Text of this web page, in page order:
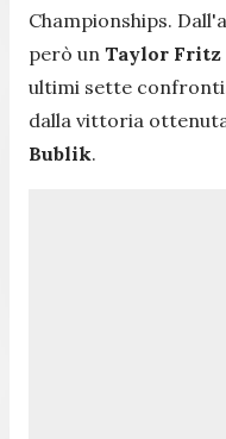
Championships.
però un Taylor Fritz
ultimi sette
dalla vittoria
Bublik.